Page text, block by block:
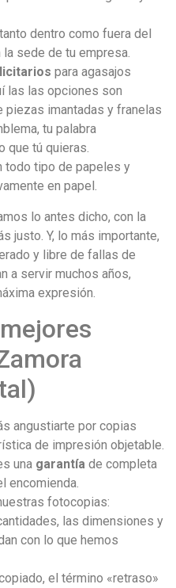
dentro como fuera del
sede de tu empresa.
para agasajos
las las opciones son
imantadas y franelas
tu palabra
que tú quieras.
todo tipo de papeles y
en papel.
lo antes dicho, con la
justo. Y, lo más importante,
y libre de fallas de
a servir muchos años,
expresión.
angustiarte por copias
de impresión objetable.
una garantía de completa
encomienda.
fotocopias:
las dimensiones y
con lo que hemos
el término «retraso»